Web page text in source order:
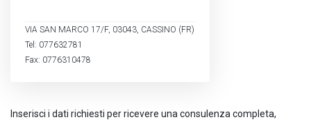
Inserisci i dati richiesti per ricevere una consulenza completa,
VIA SAN MARCO 17/F, 03043, CASSINO (FR)
Tel: 077632781
Fax: 0776310478